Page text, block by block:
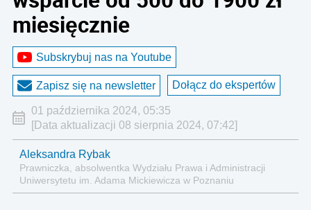
miesięcznie
Subskrybuj nas na Youtube
Zapisz się na newsletter Dołącz do ekspertów
01 października 2024, 05:35
[Data aktualizacji 08 sierpnia 2024, 07:42]
Aleksandra Rybak
Prawniczka, absolwentka Wydziału Prawa i Administracji
Uniwersytetu im. Adama Mickiewicza w Poznaniu